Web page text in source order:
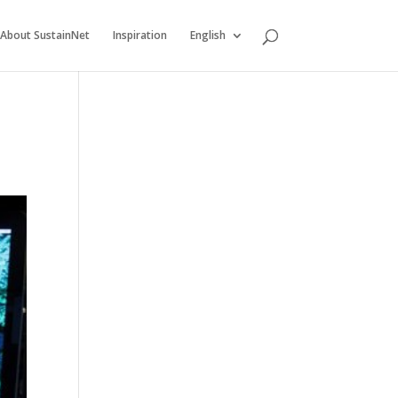
About SustainNet Inspiration English